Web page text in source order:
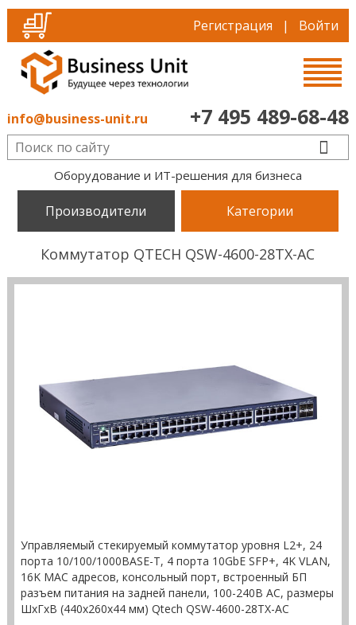
Регистрация | Войти
info@business-unit.ru +7 495 489-68-48
Оборудование и ИТ-решения для бизнеса
Производители Категории
Коммутатор QTECH QSW-4600-28TX-AC
Управляемый стекируемый коммутатор уровня L2+, 24
порта 10/100/1000BASE-T, 4 порта 10GbE SFP+, 4K VLAN,
16K MAC адресов, консольный порт, встроенный БП
разъем питания на задней панели, 100-240В AC, размеры
ШхГхВ (440x260x44 мм) Qtech QSW-4600-28TX-AC